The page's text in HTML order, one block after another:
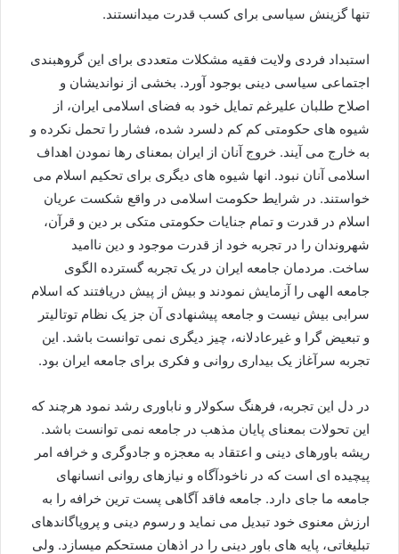
تنها گزینش سیاسی برای کسب قدرت میدانستند.
استبداد فردی ولایت فقیه مشکلات متعددی برای این گروهبندی
اجتماعی سیاسی دینی بوجود آورد. بخشی از نواندیشان و
اصلاح طلبان علیرغم تمایل خود به فضای اسلامی ایران، از
شیوه های حکومتی کم کم دلسرد شده، فشار را تحمل نکرده و
به خارج می آیند. خروج آنان از ایران بمعنای رها نمودن اهداف
اسلامی آنان نبود. انها شیوه های دیگری برای تحکیم اسلام می
خواستند. در شرایط حکومت اسلامی در واقع شکست عریان
اسلام در قدرت و تمام جنایات حکومتی متکی بر دین و قرآن،
شهروندان را در تجربه خود از قدرت موجود و دین ناامید
ساخت. مردمان جامعه ایران در یک تجربه گسترده الگوی
جامعه الهی را آزمایش نمودند و بیش از پیش دریافتند که اسلام
سرابی بیش نیست و جامعه پیشنهادی آن جز یک نظام توتالیتر
و تبعیض گرا و غیرعادلانه، چیز دیگری نمی توانست باشد. این
تجربه سرآغاز یک بیداری روانی و فکری برای جامعه ایران بود.
در دل این تجربه، فرهنگ سکولار و ناباوری رشد نمود هرچند که
این تحولات بمعنای پایان مذهب در جامعه نمی توانست باشد.
ریشه باورهای دینی و اعتقاد به معجزه و جادوگری و خرافه امر
پیچیده ای است که در ناخودآگاه و نیازهای روانی انسانهای
جامعه ما جای دارد. جامعه فاقد آگاهی پست ترین خرافه را به
ارزش معنوی خود تبدیل می نماید و رسوم دینی و پروپاگاندهای
تبلیغاتی، پایه های باور دینی را در اذهان مستحکم میسازد. ولی